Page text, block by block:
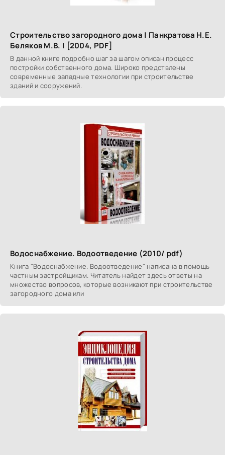
Строительство загородного дома | Панкратова Н.Е.
Беляков М.В. | [2004, PDF]
В данной книге подробно шаг за шагом описан процесс
постройки собственного дома. Широко предствлены
современные западные технологии при строительстве
зданий и сооружений.
Водоснабжение. Водоотведение (2010/ pdf)
Книга "Водоснабжение. Водоотведение" написана в помощь
частным застройщикам. Читатель найдет здесь ответы на
множество вопросов, которые возникают при строительстве
загородного дома или